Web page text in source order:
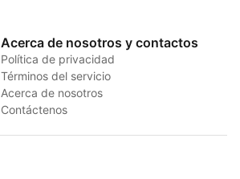
Acerca de nosotros y contactos
Política de privacidad
Términos del servicio
Acerca de nosotros
Contáctenos